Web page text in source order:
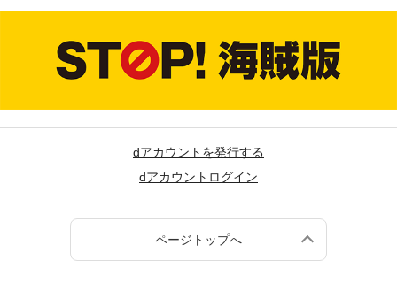
dアカウントを発行する
dアカウントログイン
ページトップへ